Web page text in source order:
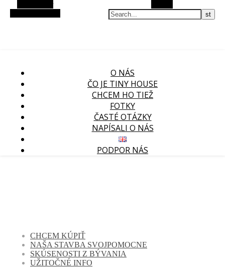
O NÁS
ČO JE TINY HOUSE
CHCEM HO TIEŽ
FOTKY
ČASTÉ OTÁZKY
NAPÍSALI O NÁS
PODPOR NÁS
CHCEM KÚPIŤ
NAŠA STAVBA SVOJPOMOCNE
SKÚSENOSTI Z BÝVANIA
UŽITOČNÉ INFO